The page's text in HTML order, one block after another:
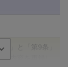
」と「第9条」
内容を再録し